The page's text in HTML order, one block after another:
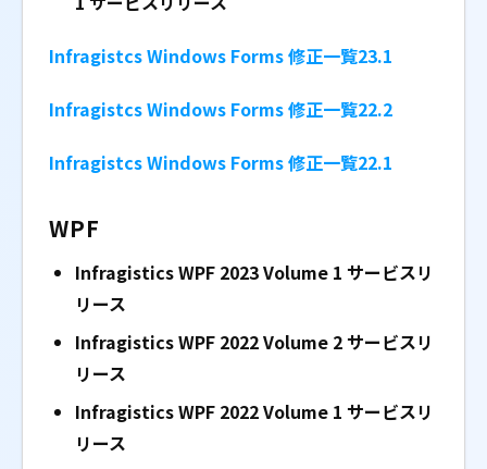
Infragistcs Windows Forms 修正一覧23.1
Infragistcs Windows Forms 修正一覧22.2
Infragistcs Windows Forms 修正一覧22.1
WPF
Infragistics WPF 2023 Volume 1 サービスリ
リース
Infragistics WPF 2022 Volume 2 サービスリ
リース
Infragistics WPF 2022 Volume 1 サービスリ
リース